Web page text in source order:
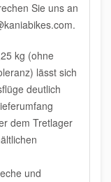
Sie uns an
kg (ohne
lässt sich
deutlich
dem Tretlager
und